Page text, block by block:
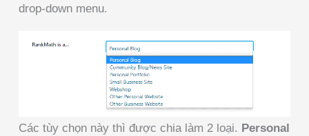
drop-down menu.
Các tùy chọn này thì được chia làm 2 loại. Personal